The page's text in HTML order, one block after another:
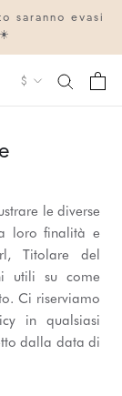
saranno evasi
Valuta
$
le diverse
loro finalità e
Titolare del
utili su come
Ci riserviamo
in qualsiasi
dalla data di